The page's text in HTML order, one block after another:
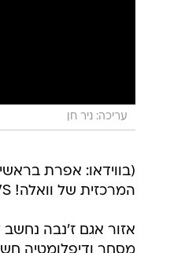
עריכה: ניר חן
(בווידאו: אפרת
המרכזית של וואלה! NEWS)
אזור אגם ז'נבה נחשב
מסחר ודיפלומטיה